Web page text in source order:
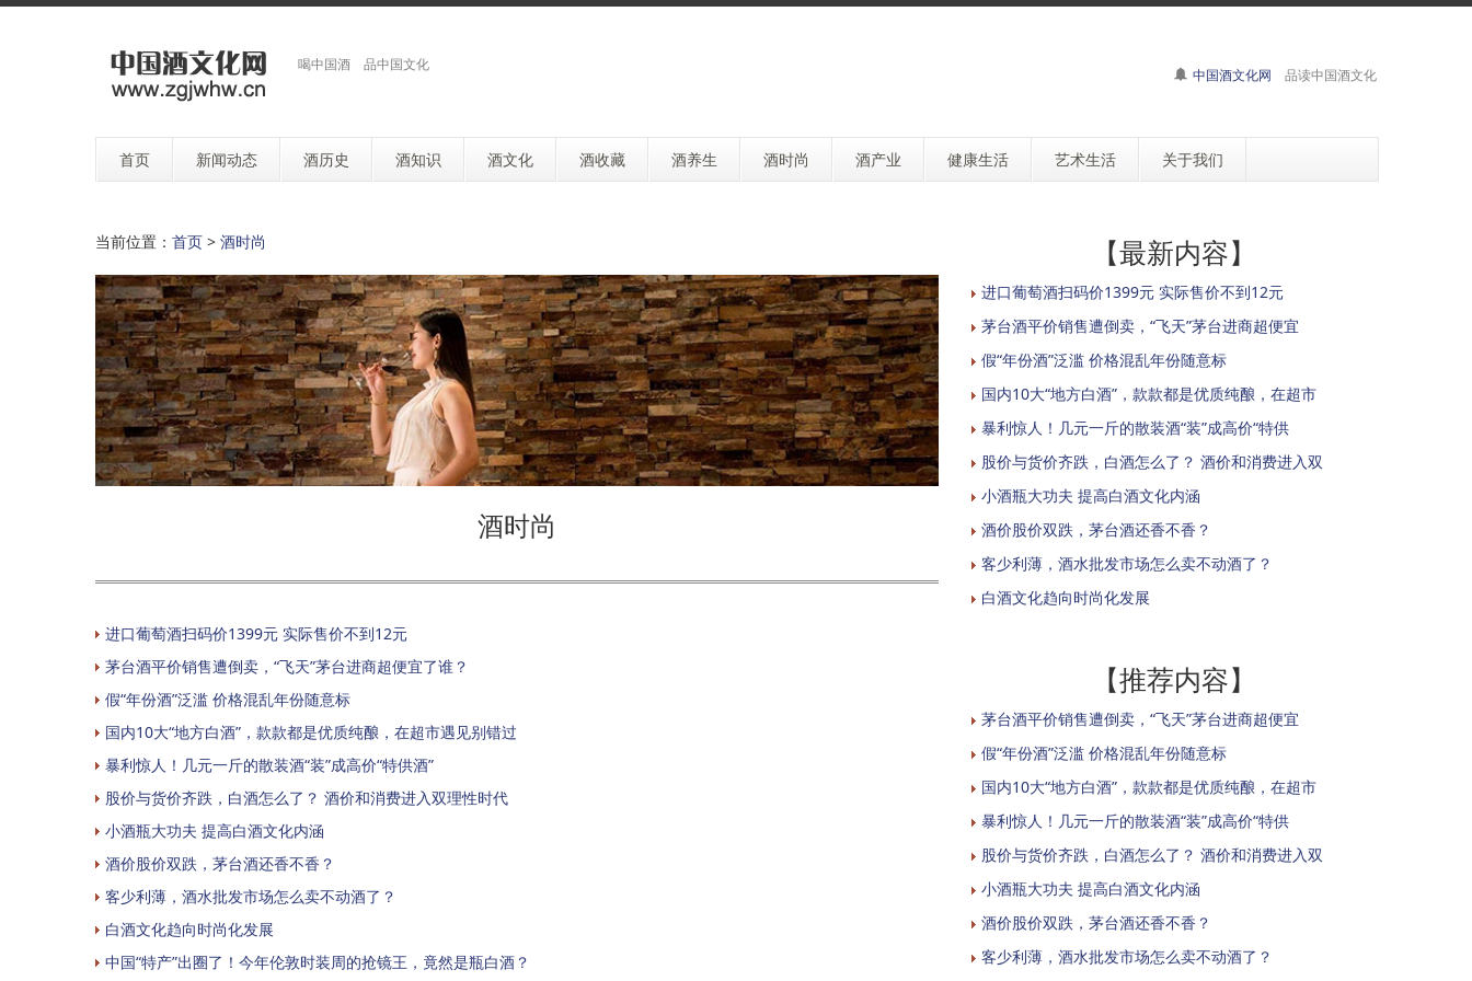
喝中国酒 品中国文化
中国酒文化网 品读中国酒文化
首页 新闻动态 酒历史 酒知识 酒文化 酒收藏 酒养生 酒时尚 酒产业 健康生活 艺术生活 关于我们
当前位置： 首页 > 酒时尚
酒时尚
进口葡萄酒扫码价1399元 实际售价不到12元
茅台酒平价销售遭倒卖，“飞天”茅台进商超便宜了谁？
假“年份酒”泛滥 价格混乱年份随意标
国内10大“地方白酒”，款款都是优质纯酿，在超市遇见别错过
暴利惊人！几元一斤的散装酒“装”成高价“特供酒”
股价与货价齐跌，白酒怎么了？ 酒价和消费进入双理性时代
小酒瓶大功夫 提高白酒文化内涵
酒价股价双跌，茅台酒还香不香？
客少利薄，酒水批发市场怎么卖不动酒了？
白酒文化趋向时尚化发展
中国“特产”出圈了！今年伦敦时装周的抢镜王，竟然是瓶白酒？
【最新内容】
进口葡萄酒扫码价1399元 实际售价不到12元
茅台酒平价销售遭倒卖，“飞天”茅台进商超便宜
假“年份酒”泛滥 价格混乱年份随意标
国内10大“地方白酒”，款款都是优质纯酿，在超市
暴利惊人！几元一斤的散装酒“装”成高价“特供
股价与货价齐跌，白酒怎么了？ 酒价和消费进入双
小酒瓶大功夫 提高白酒文化内涵
酒价股价双跌，茅台酒还香不香？
客少利薄，酒水批发市场怎么卖不动酒了？
白酒文化趋向时尚化发展
【推荐内容】
茅台酒平价销售遭倒卖，“飞天”茅台进商超便宜
假“年份酒”泛滥 价格混乱年份随意标
国内10大“地方白酒”，款款都是优质纯酿，在超市
暴利惊人！几元一斤的散装酒“装”成高价“特供
股价与货价齐跌，白酒怎么了？ 酒价和消费进入双
小酒瓶大功夫 提高白酒文化内涵
酒价股价双跌，茅台酒还香不香？
客少利薄，酒水批发市场怎么卖不动酒了？